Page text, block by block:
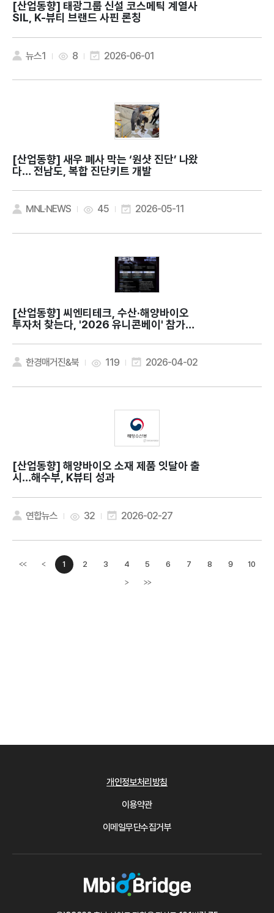
[산업동향]
SIL, K-뷰티 브랜드 사핀 론칭
뉴스1 8 2026-06-01
[산업동향]
다… 전남도, 복합 진단키트 개발
MNL·NEWS 45 2026-05-11
[산업동향]
투자처 찾는다, '2026 유니콘베이' 참가기
한경매거진&북 119 2026-04-02
[산업동향]
시…해수부, K뷰티 성과
연합뉴스 32 2026-02-27
<< <이전페이지
1 2 3 4 5 6 7 8 9 10
>다음페이지
>>
개인정보처리방침
이용약관
이메일무단수집거부